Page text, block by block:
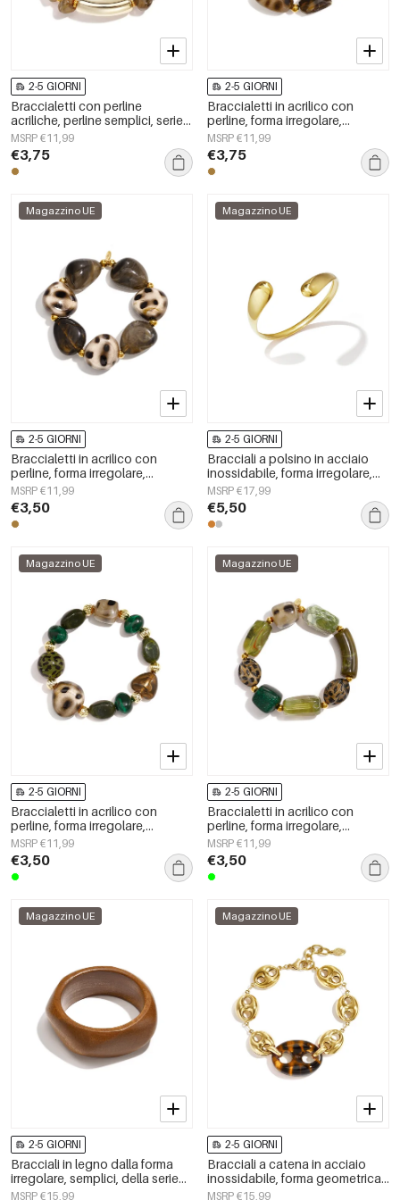
2-5 GIORNI
Braccialetti con perline
acriliche, perline semplici, serie
Simple Daily, gioielli da donna
MSRP €11,99
€3,75
2-5 GIORNI
Braccialetti in acrilico con
perline, forma irregolare,
semplici, per tutti i giorni, serie
Simple, gioielli da donna
MSRP €11,99
€3,75
Magazzino UE
2-5 GIORNI
Braccialetti in acrilico con
perline, forma irregolare,
semplici, per tutti i giorni, serie
Simple, gioielli da donna
MSRP €11,99
€3,50
Magazzino UE
2-5 GIORNI
Bracciali a polsino in acciaio
inossidabile, forma irregolare,
semplici, per tutti i giorni, serie
Simple, gioielli da donna
MSRP €17,99
€5,50
Magazzino UE
2-5 GIORNI
Braccialetti in acrilico con
perline, forma irregolare,
semplici, per tutti i giorni, serie
Simple, gioielli da donna
MSRP €11,99
€3,50
Magazzino UE
2-5 GIORNI
Braccialetti in acrilico con
perline, forma irregolare,
semplici, per tutti i giorni, serie
Simple, gioielli da donna
MSRP €11,99
€3,50
Magazzino UE
2-5 GIORNI
Bracciali in legno dalla forma
irregolare, semplici, della serie
Simple, per tutti i giorni, gioielli
MSRP €15,99
Magazzino UE
2-5 GIORNI
Bracciali a catena in acciaio
inossidabile, forma geometrica,
semplici, serie Simple, gioielli da
MSRP €15,99